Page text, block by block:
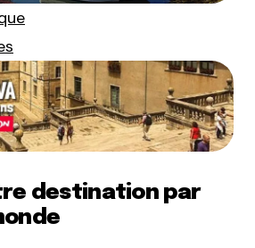
destination par